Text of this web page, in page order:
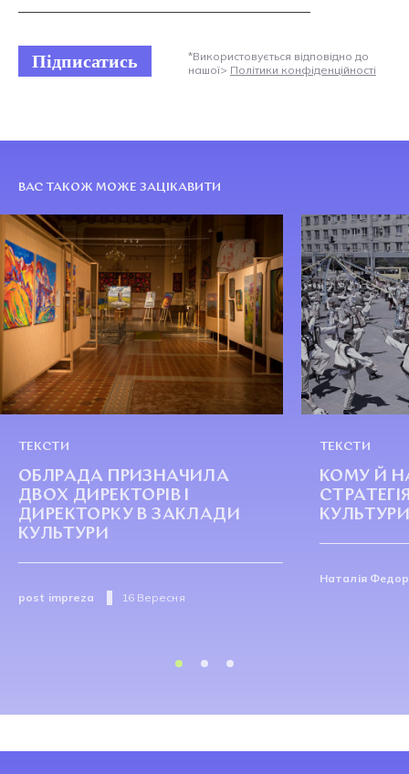
Підписатись
*Використовується відповідно до
нашої> Політики конфіденційності
ВАС ТАКОЖ МОЖЕ ЗАЦІКАВИТИ
ТЕКСТИ
ОБЛРАДА ПРИЗНАЧИЛА
ДВОХ ДИРЕКТОРІВ І
ДИРЕКТОРКУ В ЗАКЛАДИ
КУЛЬТУРИ
post impreza 16 Вересня
ТЕКСТИ
КОМУ Й
Наталія